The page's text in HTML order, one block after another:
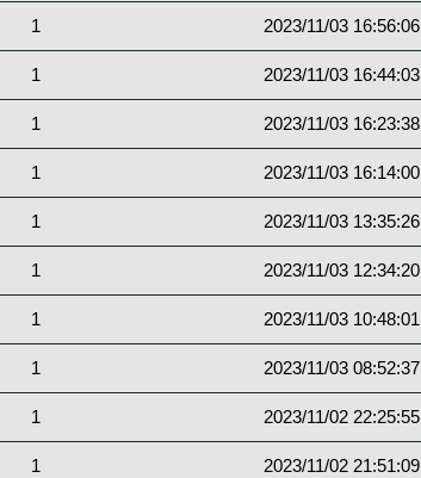
1 2023/11/03 16:56:06
1 2023/11/03 16:44:03
1 2023/11/03 16:23:38
1 2023/11/03 16:14:00
1 2023/11/03 13:35:26
1 2023/11/03 12:34:20
1 2023/11/03 10:48:01
1 2023/11/03 08:52:37
1 2023/11/02 22:25:55
1 2023/11/02 21:51:09